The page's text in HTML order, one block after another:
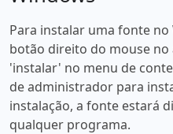
Para instalar uma fonte
botão direito do mouse
'instalar' no menu de
de administrador para
instalação, a fonte estará
qualquer programa.